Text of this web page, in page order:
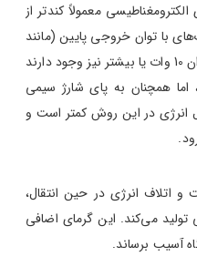
معمولاً کندتر از
با توان خروجی پایین (مانند
5 وات). البته مدل‌های قوی‌تری با توان 10 وات یا بیشتر نیز وجود دارند
همچنان به پای شارژ سیمی
انرژی در این روش کمتر است و
و اتلاف انرژی در حین انتقال،
می‌کند. این گرمای اضافی
آسیب برساند.